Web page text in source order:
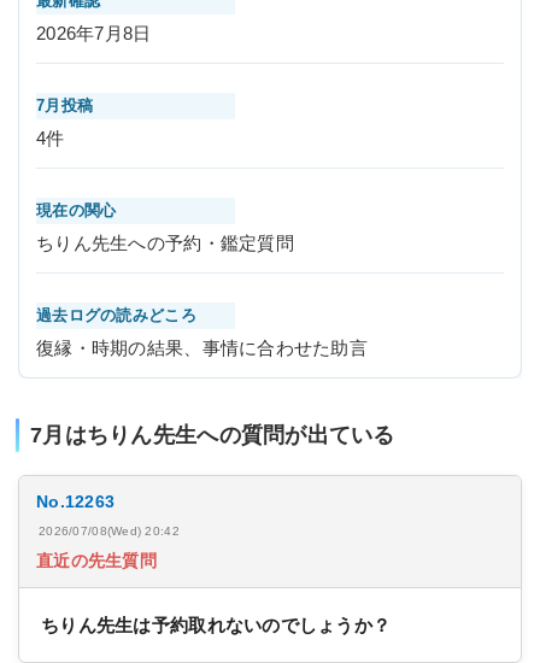
2026年7月8日
7月投稿
4件
現在の関心
ちりん先生への予約・鑑定質問
過去ログの読みどころ
復縁・時期の結果、事情に合わせた助言
7月はちりん先生への質問が出ている
No.12263
2026/07/08(Wed) 20:42
直近の先生質問
ちりん先生は予約取れないのでしょうか？